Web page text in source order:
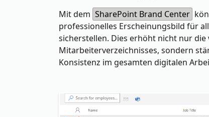
Mit dem SharePoint Brand Center
professionelles Erscheinungsbild für
sicherstellen. Dies erhöht nicht nur
Mitarbeiterverzeichnisses, sondern
Konsistenz im gesamten digitalen